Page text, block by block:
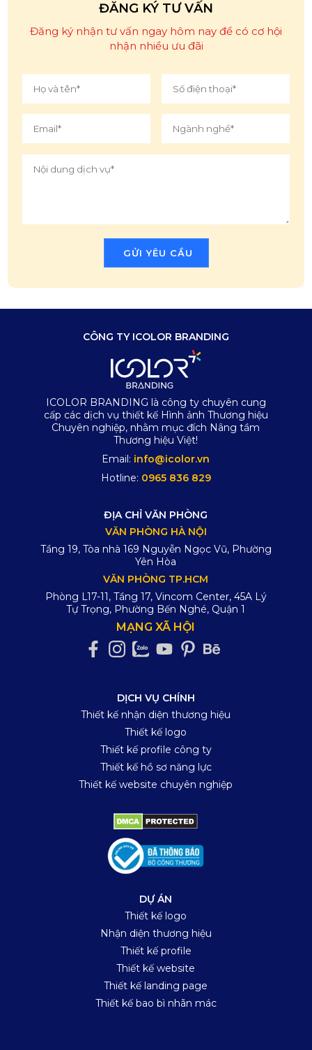
ĐĂNG KÝ TƯ VẤN
Đăng ký nhận tư vấn ngay hôm nay để có cơ hội
nhận nhiều ưu đãi
CÔNG TY ICOLOR BRANDING
ICOLOR BRANDING là công ty chuyên cung
cấp các dịch vụ thiết kế Hình ảnh Thương hiệu
Chuyên nghiệp, nhằm mục đích Nâng tầm
Thương hiệu Việt!
Email: info@icolor.vn
Hotline: 0965 836 829
ĐỊA CHỈ VĂN PHÒNG
VĂN PHÒNG HÀ NỘI
Tầng 19, Tòa nhà 169 Nguyễn Ngọc Vũ, Phường
Yên Hòa
VĂN PHÒNG TP.HCM
Phòng L17-11, Tầng 17, Vincom Center, 45A Lý
Tự Trọng, Phường Bến Nghé, Quận 1
MẠNG XÃ HỘI
DỊCH VỤ CHÍNH
Thiết kế nhận diện thương hiệu
Thiết kế logo
Thiết kế profile công ty
Thiết kế hồ sơ năng lực
Thiết kế website chuyên nghiệp
DỰ ÁN
Thiết kế logo
Nhận diện thương hiệu
Thiết kế profile
Thiết kế website
Thiết kế landing page
Thiết kế bao bì nhãn mác